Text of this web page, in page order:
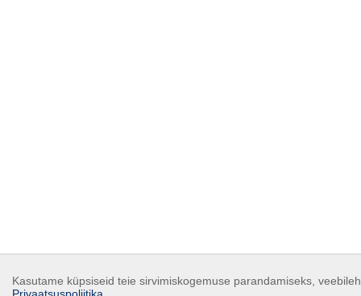
Kasutame küpsiseid teie sirvimiskogemuse parandamiseks,